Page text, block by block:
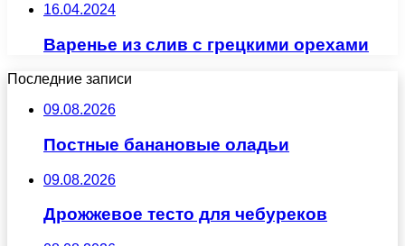
16.04.2024
Варенье из слив с грецкими орехами
Последние записи
09.08.2026
Постные банановые оладьи
09.08.2026
Дрожжевое тесто для чебуреков